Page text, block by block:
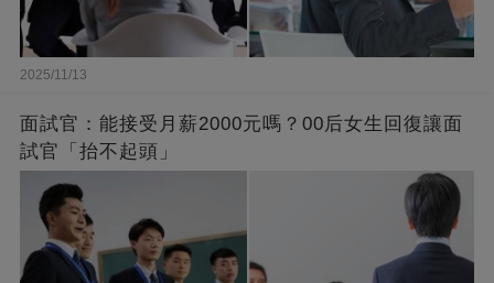
2025/11/13
面試官：能接受月薪2000元嗎？00后女生回復讓面
試官「抬不起頭」